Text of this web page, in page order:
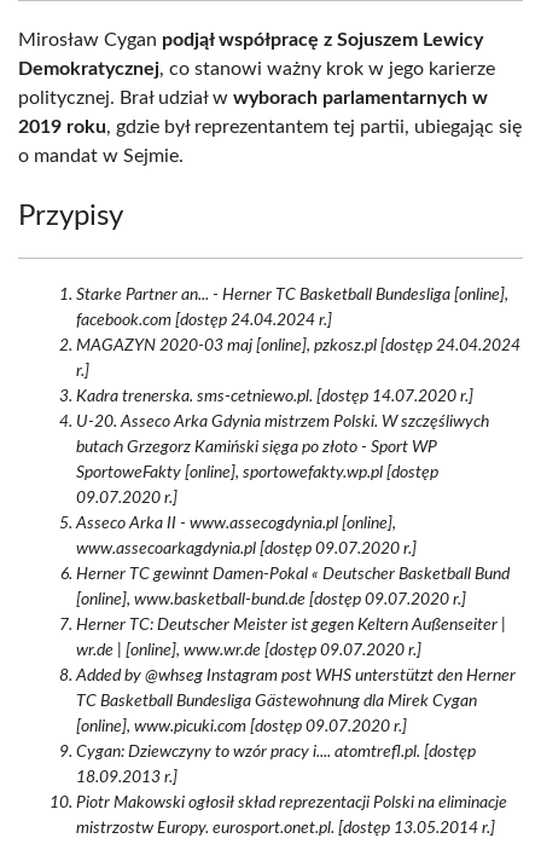
Mirosław Cygan podjął współpracę z Sojuszem Lewicy
Demokratycznej, co stanowi ważny krok w jego karierze
politycznej. Brał udział w wyborach parlamentarnych w
2019 roku, gdzie był reprezentantem tej partii, ubiegając się
o mandat w Sejmie.
Przypisy
Starke Partner an... - Herner TC Basketball Bundesliga [online],
facebook.com [dostęp 24.04.2024 r.]
MAGAZYN 2020-03 maj [online], pzkosz.pl [dostęp 24.04.2024
r.]
Kadra trenerska. sms-cetniewo.pl. [dostęp 14.07.2020 r.]
U-20. Asseco Arka Gdynia mistrzem Polski. W szczęśliwych
butach Grzegorz Kamiński sięga po złoto - Sport WP
SportoweFakty [online], sportowefakty.wp.pl [dostęp
09.07.2020 r.]
Asseco Arka II - www.assecogdynia.pl [online],
www.assecoarkagdynia.pl [dostęp 09.07.2020 r.]
Herner TC gewinnt Damen-Pokal « Deutscher Basketball Bund
[online], www.basketball-bund.de [dostęp 09.07.2020 r.]
Herner TC: Deutscher Meister ist gegen Keltern Außenseiter |
wr.de | [online], www.wr.de [dostęp 09.07.2020 r.]
Added by @whseg Instagram post WHS unterstützt den Herner
TC Basketball Bundesliga Gästewohnung dla Mirek Cygan
[online], www.picuki.com [dostęp 09.07.2020 r.]
Cygan: Dziewczyny to wzór pracy i.... atomtrefl.pl. [dostęp
18.09.2013 r.]
Piotr Makowski ogłosił skład reprezentacji Polski na eliminacje
mistrzostw Europy. eurosport.onet.pl. [dostęp 13.05.2014 r.]